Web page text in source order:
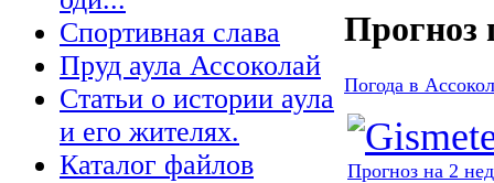
Спортивная слава
Пруд аула Ассоколай
Статьи о истории аула
и его жителях.
Каталог файлов
Прогноз
Погода в
Прогноз на 2